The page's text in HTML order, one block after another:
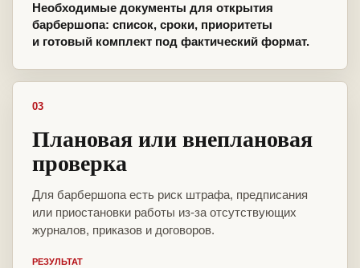
Необходимые документы для открытия
барбершопа: список, сроки, приоритеты
и готовый комплект под фактический формат.
03
Плановая или внеплановая
проверка
Для барбершопа есть риск штрафа, предписания
или приостановки работы из-за отсутствующих
журналов, приказов и договоров.
РЕЗУЛЬТАТ